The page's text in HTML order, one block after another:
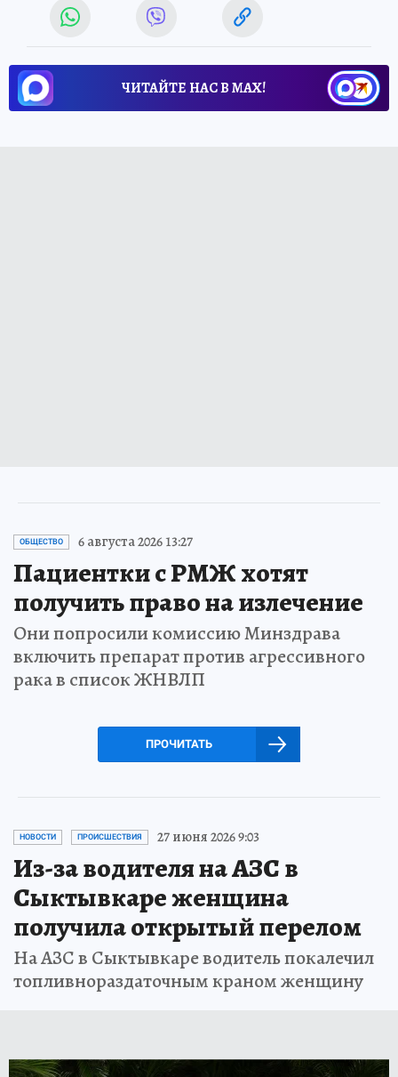
ЧИТАЙТЕ НАС В МАХ!
ОБЩЕСТВО 6 августа 2026 13:27
Пациентки с РМЖ хотят
получить право на излечение
Они попросили комиссию Минздрава
включить препарат против агрессивного
рака в список ЖНВЛП
ПРОЧИТАТЬ
НОВОСТИ ПРОИСШЕСТВИЯ 27 июня 2026 9:03
Из-за водителя на АЗС в
Сыктывкаре женщина
получила открытый перелом
На АЗС в Сыктывкаре водитель покалечил
топливнораздаточным краном женщину